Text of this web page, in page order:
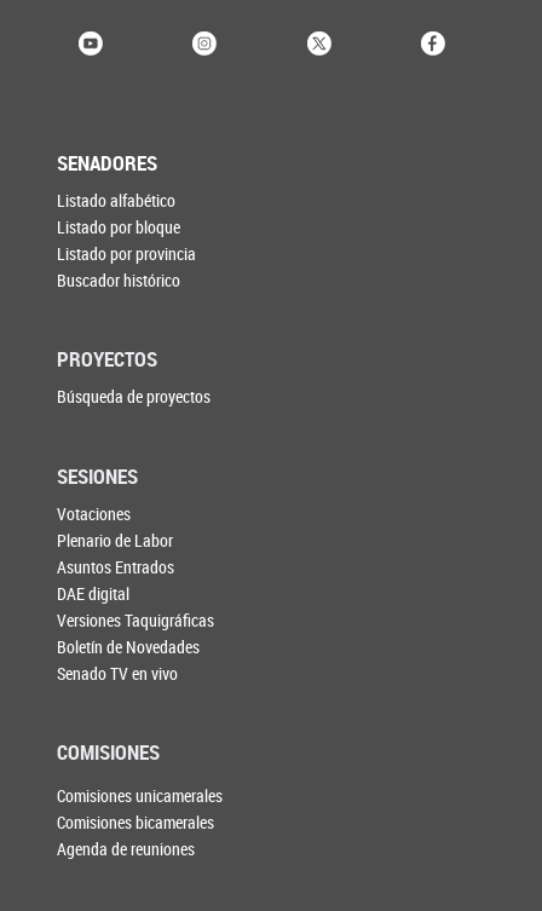
SENADORES
Listado alfabético
Listado por bloque
Listado por provincia
Buscador histórico
PROYECTOS
Búsqueda de proyectos
SESIONES
Votaciones
Plenario de Labor
Asuntos Entrados
DAE digital
Versiones Taquigráficas
Boletín de Novedades
Senado TV en vivo
COMISIONES
Comisiones unicamerales
Comisiones bicamerales
Agenda de reuniones